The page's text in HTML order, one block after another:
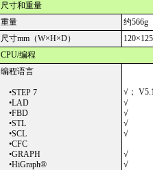
尺寸和重量
重量
约566g
尺寸mm（W×H×D） 120×125
CPU/编程
编程语言
•STEP 7
•LAD
•FBD
•STL
•SCL
•CFC
•GRAPH
•HiGraph®
√；
√
√
√
√
√
√